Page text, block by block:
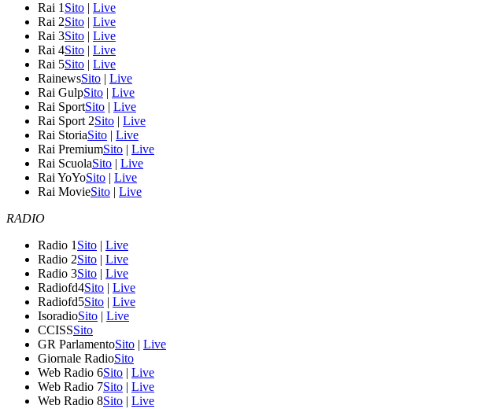
Rai 1 Sito | Live
Rai 2Sito | Live
Rai 3Sito | Live
Rai 4Sito | Live
Rai 5Sito | Live
RainewsSito | Live
Rai GulpSito | Live
Rai SportSito | Live
Rai Sport 2Sito | Live
Rai StoriaSito | Live
Rai PremiumSito | Live
Rai ScuolaSito | Live
Rai YoYoSito | Live
Rai MovieSito | Live
RADIO
Radio 1 Sito | Live
Radio 2Sito | Live
Radio 3Sito | Live
Radiofd4Sito | Live
Radiofd5Sito | Live
IsoradioSito | Live
CCISSSito
GR ParlamentoSito | Live
Giornale RadioSito
Web Radio 6Sito | Live
Web Radio 7Sito | Live
Web Radio 8Sito | Live